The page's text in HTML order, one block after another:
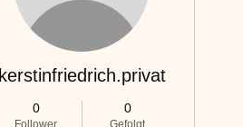
kerstinfriedrich.privat
0
Follower
0
Gefolgt